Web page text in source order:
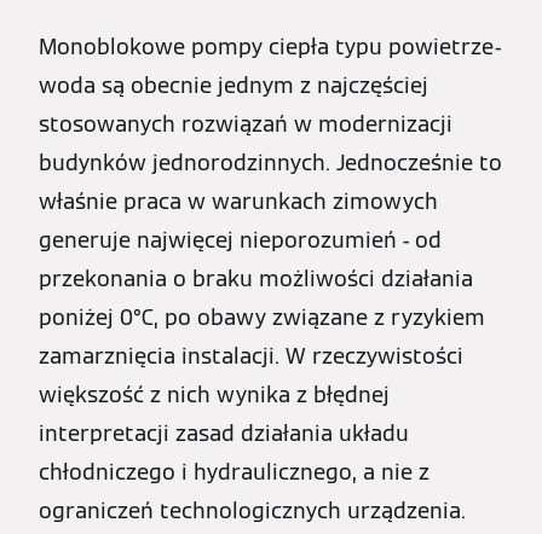
Monoblokowe pompy ciepła typu powietrze-
woda są obecnie jednym z najczęściej
stosowanych rozwiązań w modernizacji
budynków jednorodzinnych. Jednocześnie to
właśnie praca w warunkach zimowych
generuje najwięcej nieporozumień - od
przekonania o braku możliwości działania
poniżej 0°C, po obawy związane z ryzykiem
zamarznięcia instalacji. W rzeczywistości
większość z nich wynika z błędnej
interpretacji zasad działania układu
chłodniczego i hydraulicznego, a nie z
ograniczeń technologicznych urządzenia.